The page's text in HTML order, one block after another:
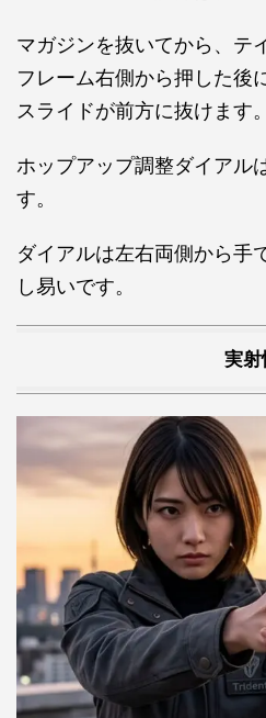
マガジンを抜いてから、テ
フレーム右側から押した後
スライドが前方に抜けます。
ホップアップ調整ダイアル
す。
ダイアルは左右両側から手
し易いです。
実射